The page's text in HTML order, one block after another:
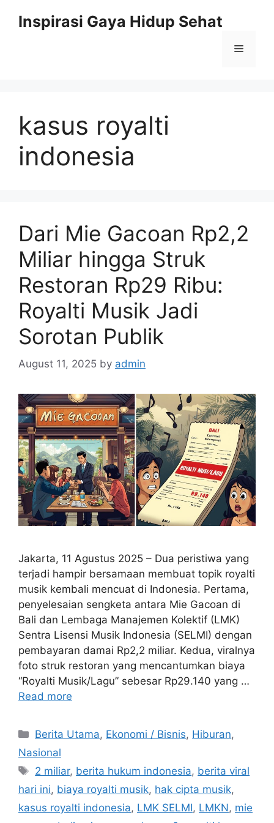
Inspirasi Gaya Hidup Sehat
Menu
kasus royalti
indonesia
Dari Mie Gacoan Rp2,2
Miliar hingga Struk
Restoran Rp29 Ribu:
Royalti Musik Jadi
Sorotan Publik
August 11, 2025 by admin
Jakarta, 11 Agustus 2025 – Dua peristiwa yang
terjadi hampir bersamaan membuat topik royalti
musik kembali mencuat di Indonesia. Pertama,
penyelesaian sengketa antara Mie Gacoan di
Bali dan Lembaga Manajemen Kolektif (LMK)
Sentra Lisensi Musik Indonesia (SELMI) dengan
pembayaran damai Rp2,2 miliar. Kedua, viralnya
foto struk restoran yang mencantumkan biaya
“Royalti Musik/Lagu” sebesar Rp29.140 yang …
Read more
C
a
e
g
o
Berita Utama, Ekonomi / Bisnis, Hiburan,
Nasional
T
a
s
2 miliar, berita hukum indonesia, berita viral
hari ini, biaya royalti musik, hak cipta musik,
kasus royalti indonesia, LMK SELMI, LMKN, mie